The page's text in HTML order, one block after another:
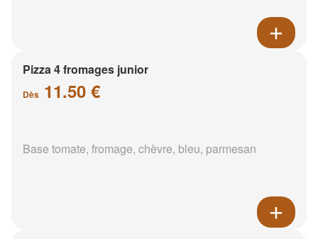
Pizza 4 fromages junior
Dès 11.50 €
Base tomate, fromage, chèvre, bleu, parmesan